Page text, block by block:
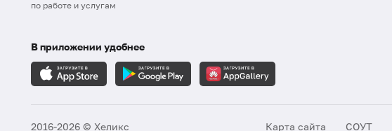
по работе и услугам
В приложении удобнее
2016-2026 © Хеликс Карта сайта СОУТ